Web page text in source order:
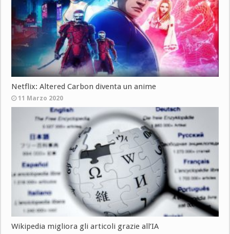
Netflix: Altered Carbon diventa un anime
11 Marzo 2020
Wikipedia migliora gli articoli grazie all’IA